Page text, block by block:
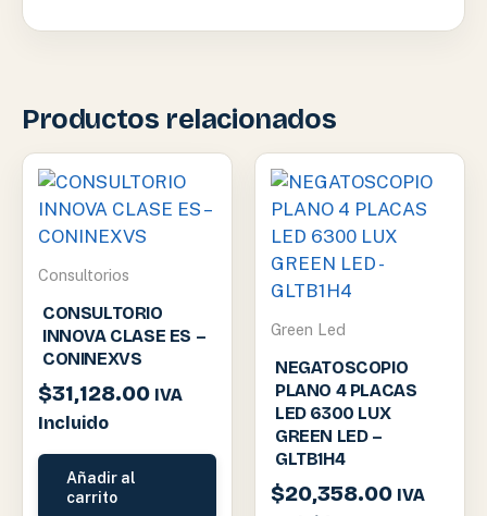
Productos relacionados
Consultorios
CONSULTORIO
INNOVA CLASE ES –
CONINEXVS
$31,128.00 IVA
Incluido
Añadir al
carrito
Green Led
NEGATOSCOPIO
PLANO 4 PLACAS
LED 6300 LUX
GREEN LED –
GLTB1H4
$20,358.00 IVA